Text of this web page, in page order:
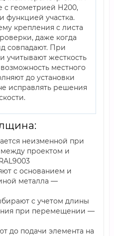
с геометрией Н200,
функцией участка.
крепления с листа
даже когда
совпадают. При
учитывают жесткость
местного
до установки
исправлять решения
неизменной при
проектом и
с основанием и
металла —
с учетом длины
при перемещении —
до подачи элемента на